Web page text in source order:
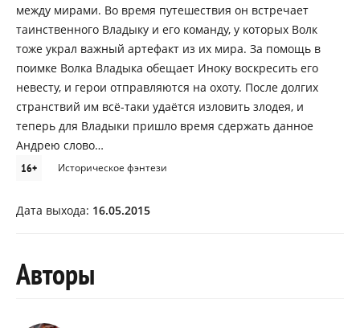
между мирами. Во время путешествия он встречает
таинственного Владыку и его команду, у которых Волк
тоже украл важный артефакт из их мира. За помощь в
поимке Волка Владыка обещает Иноку воскресить его
невесту, и герои отправляются на охоту. После долгих
странствий им всё-таки удаётся изловить злодея, и
теперь для Владыки пришло время сдержать данное
Андрею слово…
16+ Историческое фэнтези
Дата выхода: 16.05.2015
Авторы